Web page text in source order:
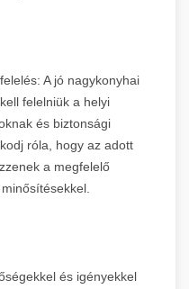
A jó nagykonyhai
felelniük a helyi
és biztonsági
róla, hogy az adott
a megfelelő
és igényekkel